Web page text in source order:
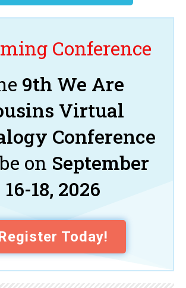
Conference
9th We Are
Virtual
Conference
on September
16-18, 2026
Today!